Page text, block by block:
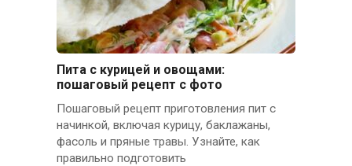
Пита с курицей и овощами:
пошаговый рецепт с фото
Пошаговый рецепт приготовления пит с
начинкой, включая курицу, баклажаны,
фасоль и пряные травы. Узнайте, как
правильно подготовить